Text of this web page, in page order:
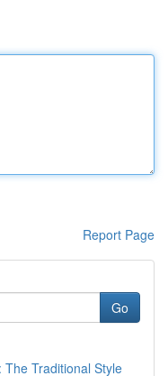
Report Page
Go
Traditional Style